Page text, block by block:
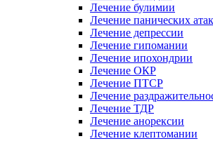
Лечение булимии
Лечение панических атак
Лечение депрессии
Лечение гипомании
Лечение ипохондрии
Лечение ОКР
Лечение ПТСР
Лечение
Лечение ТДР
Лечение анорексии
Лечение клептомании